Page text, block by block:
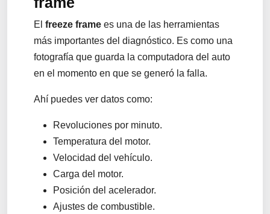
El freeze frame es una de las herramientas
más importantes del diagnóstico. Es como una
fotografía que guarda la computadora del auto
en el momento en que se generó la falla.
Ahí puedes ver datos como:
Revoluciones por minuto.
Temperatura del motor.
Velocidad del vehículo.
Carga del motor.
Posición del acelerador.
Ajustes de combustible.